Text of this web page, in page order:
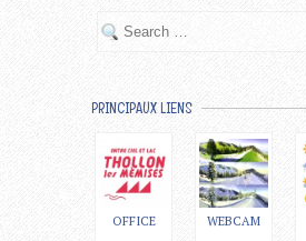
PRINCIPAUX LIENS
OFFICE WEBCAM